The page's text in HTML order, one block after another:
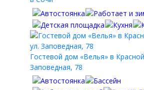
Гостевой дом «Велья» в
Заповедная, 78